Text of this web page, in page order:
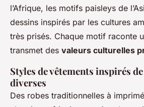
l’Afrique, les motifs paisleys de
dessins inspirés par les cultures
très prisés. Chaque motif raconte
transmet des valeurs culturelles
Styles de vêtements inspirés
diverses
Des robes traditionnelles à